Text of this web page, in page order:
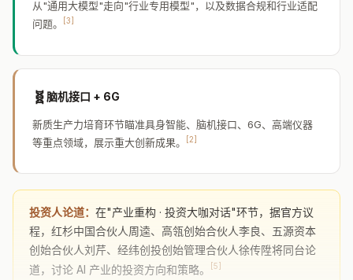
从"通用大模型"走向"行业专用模型"，以及数据合规和行业适配
问题。
[3]
🧬脑机接口 + 6G
新质生产力培育环节瞄准具身智能、脑机接口、6G、高端仪器
等重点领域，展示重大创新成果。
[2]
投资人论道： 在"产业重构 · 投资大咖对话"环节，据官方议
程，红杉中国合伙人周逵、高瓴创始合伙人李良、五源资本
创始合伙人刘芹、经纬创投创始管理合伙人徐传陞将同台论
道，讨论 AI 产业的投资方向和策略。
[5]